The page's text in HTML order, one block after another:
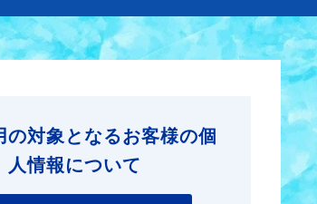
の対象となるお客様の個
人情報について